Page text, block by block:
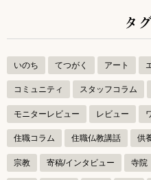
タ
いのち てつがく アート
コミュニティ スタッフコラム
モニターレビュー レビュー
住職コラム 住職仏教講話 供
宗教 寄稿/インタビュー 寺院